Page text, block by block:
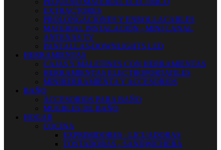
PEQUEÑO MATERIAL ELECTRICO
EXTRACTORES
PROLONGACIONES Y ENROLLACABLES
MATERIAL INSTALACIÓN - MINI CANAL
ANTENAS TV
PANTALLAS-DOWNLIGHTS LED
HERRAMIENTAS
CAJAS Y MALETINES CON HERRAMIENTAS
HERRAMIENTAS ELECTROPORTATILES
MINIHERRAMIENTA Y ACCESORIOS
BAÑO
ACCESORIOS PARA BAÑO
MUEBLES DE BAÑO
HOGAR
COCINA
EXPRIMIDORES - LICUADORAS
TOSTADORAS - SANDWICHERA